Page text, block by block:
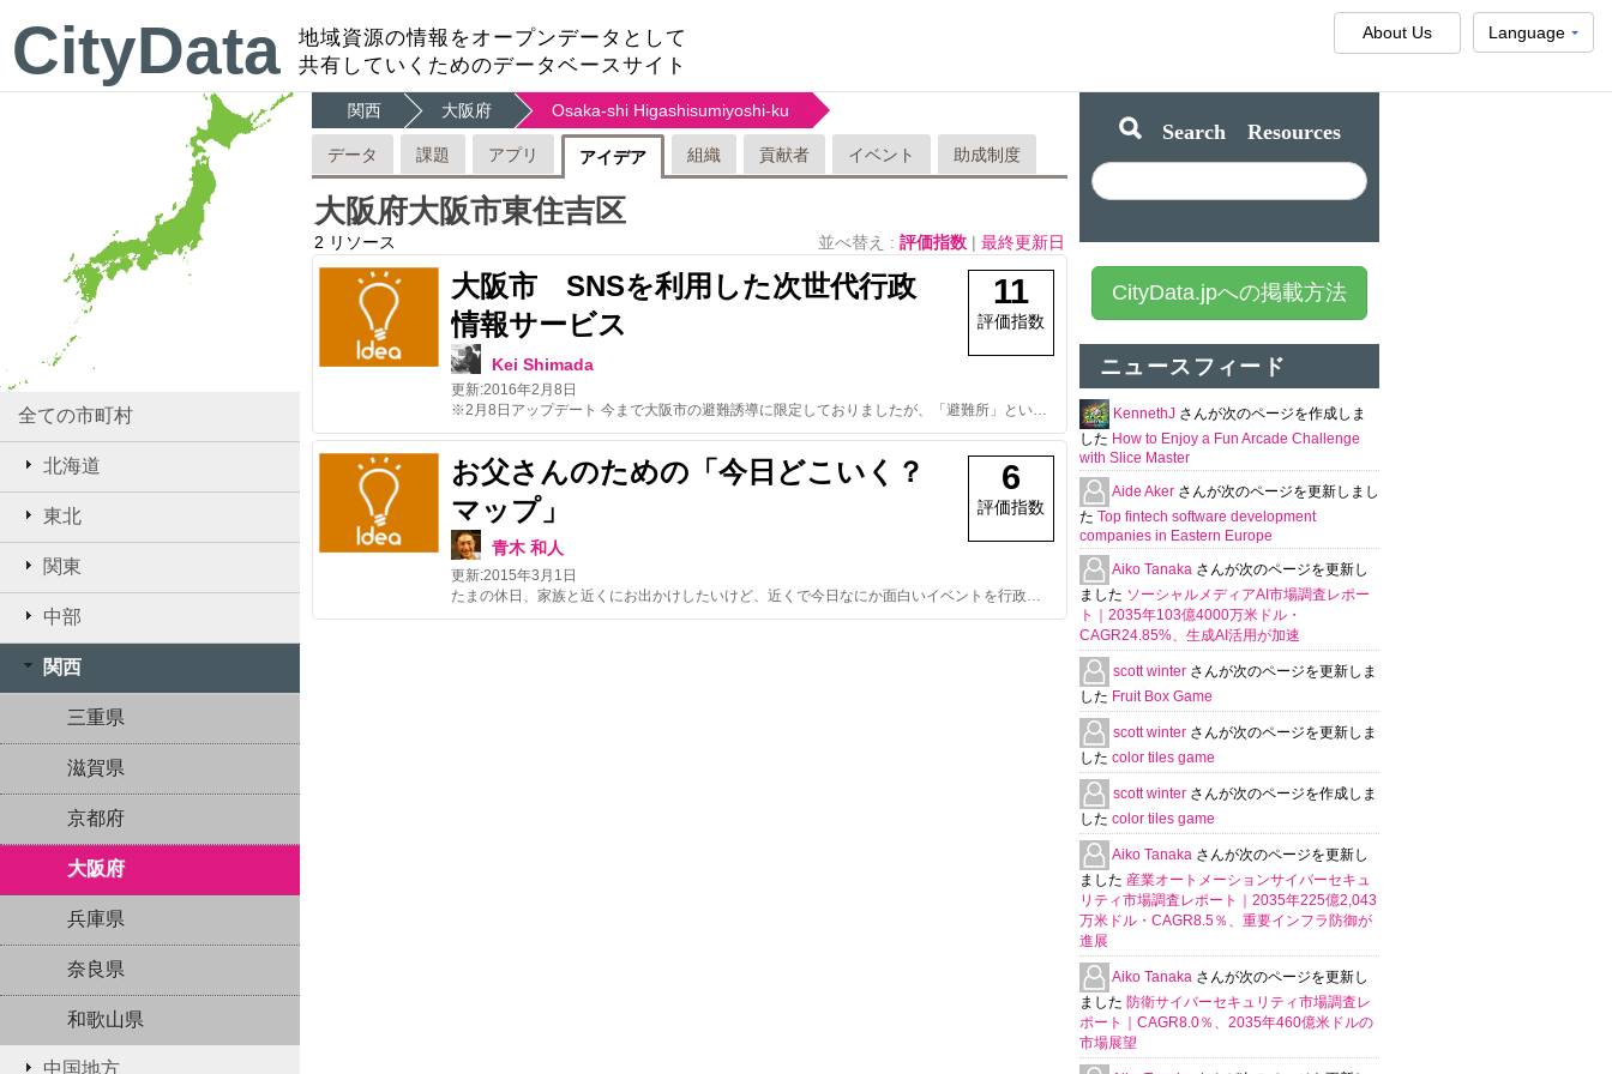
CityData
地域資源の情報をオープンデータとして
共有していくためのデータベースサイト
Language
About Us
全ての市町村
北海道
東北
関東
中部
関西
三重県
滋賀県
京都府
大阪府
兵庫県
奈良県
和歌山県
中国地方
関西 大阪府 Osaka-shi Higashisumiyoshi-ku
データ 課題 アプリ アイデア 組織 貢献者 イベント 助成制度
大阪府大阪市東住吉区
2 リソース 並べ替え : 評価指数 | 最終更新日
大阪市 SNSを利用した次世代行政
情報サービス
Kei Shimada
更新:2016年2月8日
11
評価指数
※2月8日アップデート 今まで大阪市の避難誘導に限定しておりましたが、「避難所」というキーワードで日本全国どこにいても現在地から最寄りの避難所の案内が可能となりました。 【応募者属性】 社会人 【応募者名】 LifeLineプロジェクトチーム 嶋田敬一郎、佐藤雅史、矢作裕一、金城陽平、中嶋文彦 大阪市役所 中道忠和 【エントリー作品】 LINE上で@dlk5754zをフォロー 【エントリー作品の権利指定】 作品に使用したLINEは、LINE株式会社に帰属するものとし、その利用はLINE利用規約に則るものとします。 【利用しているオープンデータ】 全国避難所データベース 大阪市役所のホームページの掲載された情報（ごみ、市民税、救急病院、消防防災、地下鉄・市バス、上水道、下水道、高齢者支援、降雨情報、妊娠及び出産、子育て、入園及び入学、成人、就職及び退職、結婚及び離婚、引越、お別れ、届出、証明書） 【利用しているパートナーリソース】 株式会社ゼンリンデータコム http://www.zenrin-datacom.net/business/lifeline/index.html 【エントリー作品の詳細説明】 説明詳細： 今までは、地域のごみ収集情報、避難所情報など、必要な行政情報を探し出すことが大変でした。 また、これまでのPCとブラウザを前提とした情報発信のみでは十分ではなく、今後、スマートフォンの普及に対応していくことが一層求められます。 これらを解決するために、SNSを利用した行政情報自動案内サービスの仕組みを作りました。 例えば、メッセージアプリ（LINE）の自治体アカウントをフォローするだけで、フォローした自治体のウェブに公開されている情報を関連するキーワードで検索したり、現在地を利用した避難所の案内などの仕組みが利用出来ます。 既に多くの方が利用しているメッセージプラットフォームを利用する事により、自治体は新たにアプリを開発する手間とコストが抑えられ、利用者は新たにアプリをダウンロードする手間が省けます。 自治体は継続性を担保したローコストな行政サービスの提供が可能になります。 ＊特許出願中 利用方法： LINEで大阪市-SRデモアカウント（@dlk5754z）をフォロー。 文章ではなく、探している行政情報のキーワード（例えば、「結婚」「届出」「天気」「ごみ」など）を入力して該当情報のURLを取得。
お父さんのための「今日どこいく？
マップ」
青木 和人
更新:2015年3月1日
6
評価指数
たまの休日、家族と近くにお出かけしたいけど、近くで今日なにか面白いイベントを行政がやっていないかな？と、インターネットで探してみても、見つからないことはないですか？ 行政のイベントはインターネット検索ではうまく探せませんよね。 そこで、本サービスでは、自治体広報紙/誌のオープンデータを利用して、行政イベント日付、時間、内容、場所などのデータを項目別に整理・2次加工し、行政イベント情報のオープンデータとして再公開します。そして、行政イベント情報を地図化して、たまの休日、家族とお出かけしたいお父さんに、近くで今日、面白そうな行政イベントがないかどうかが、ひと目でわかる地図サービスを提供します。
Search Resources
CityData.jpへの掲載方法
ニュースフィード
KennethJ さんが次のページを作成しま
した How to Enjoy a Fun Arcade Challenge
with Slice Master
Aide Aker さんが次のページを更新しまし
た Top fintech software development
companies in Eastern Europe
Aiko Tanaka さんが次のページを更新し
ました ソーシャルメディアAI市場調査レポー
ト｜2035年103億4000万米ドル・
CAGR24.85%、生成AI活用が加速
scott winter さんが次のページを更新しま
した Fruit Box Game
scott winter さんが次のページを更新しま
した color tiles game
scott winter さんが次のページを作成しま
した color tiles game
Aiko Tanaka さんが次のページを更新し
ました 産業オートメーションサイバーセキュ
リティ市場調査レポート｜2035年225億2,043
万米ドル・CAGR8.5％、重要インフラ防御が
進展
Aiko Tanaka さんが次のページを更新し
ました 防衛サイバーセキュリティ市場調査レ
ポート｜CAGR8.0％、2035年460億米ドルの
市場展望